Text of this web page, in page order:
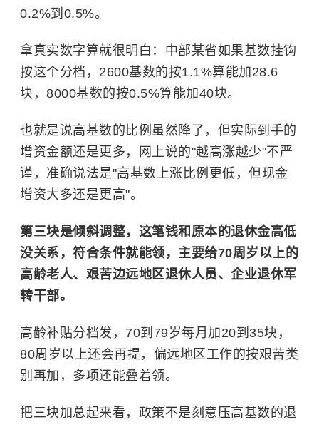
0.2%到0.5%。
拿真实数字算就很明白：中部某省如果基数挂钩
按这个分档，2600基数的按1.1%算能加28.6
块，8000基数的按0.5%算能加40块。
也就是说高基数的比例虽然降了，但实际到手的
增资金额还是更多，网上说的"越高涨越少"不严
谨，准确说法是"高基数上涨比例更低，但现金
增资大多还是更高"。
第三块是倾斜调整，这笔钱和原本的退休金高低
没关系，符合条件就能领，主要给70周岁以上的
高龄老人、艰苦边远地区退休人员、企业退休军
转干部。
高龄补贴分档发，70到79岁每月加20到35块，
80周岁以上还会再提，偏远地区工作的按艰苦类
别再加，多项还能叠着领。
把三块加总起来看，政策不是刻意压高基数的退